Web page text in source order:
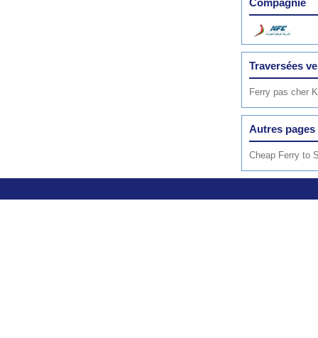
Compagnie
Traversées
Ferry pas cher
Autres pages
Cheap Ferry to